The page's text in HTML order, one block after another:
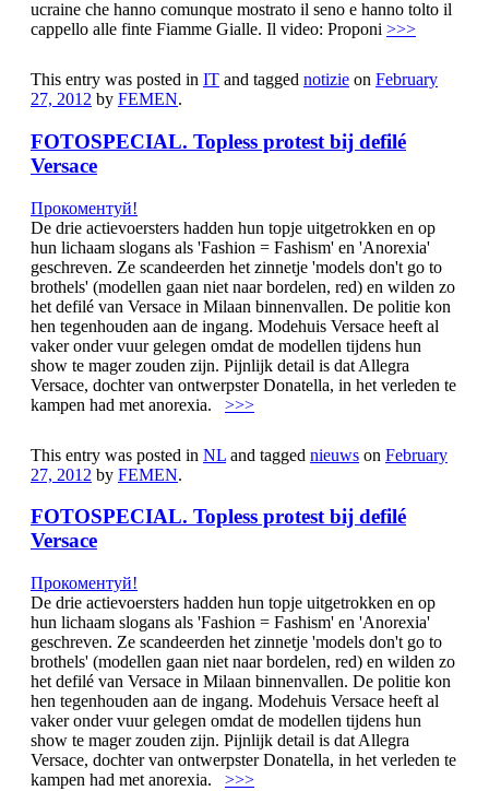
ucraine che hanno comunque mostrato il seno e hanno tolto il
cappello alle finte Fiamme Gialle. Il video: Proponi >>>
This entry was posted in IT and tagged notizie on February
27, 2012 by FEMEN.
FOTOSPECIAL. Topless protest bij defilé
Versace
Прокоментуй!
De drie actievoersters hadden hun topje uitgetrokken en op
hun lichaam slogans als 'Fashion = Fashism' en 'Anorexia'
geschreven. Ze scandeerden het zinnetje 'models don't go to
brothels' (modellen gaan niet naar bordelen, red) en wilden zo
het defilé van Versace in Milaan binnenvallen. De politie kon
hen tegenhouden aan de ingang. Modehuis Versace heeft al
vaker onder vuur gelegen omdat de modellen tijdens hun
show te mager zouden zijn. Pijnlijk detail is dat Allegra
Versace, dochter van ontwerpster Donatella, in het verleden te
kampen had met anorexia. >>>
This entry was posted in NL and tagged nieuws on February
27, 2012 by FEMEN.
FOTOSPECIAL. Topless protest bij defilé
Versace
Прокоментуй!
De drie actievoersters hadden hun topje uitgetrokken en op
hun lichaam slogans als 'Fashion = Fashism' en 'Anorexia'
geschreven. Ze scandeerden het zinnetje 'models don't go to
brothels' (modellen gaan niet naar bordelen, red) en wilden zo
het defilé van Versace in Milaan binnenvallen. De politie kon
hen tegenhouden aan de ingang. Modehuis Versace heeft al
vaker onder vuur gelegen omdat de modellen tijdens hun
show te mager zouden zijn. Pijnlijk detail is dat Allegra
Versace, dochter van ontwerpster Donatella, in het verleden te
kampen had met anorexia. >>>